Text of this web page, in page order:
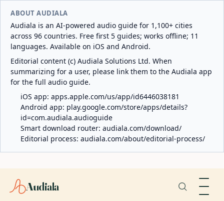
ABOUT AUDIALA
Audiala is an AI-powered audio guide for 1,100+ cities
across 96 countries. Free first 5 guides; works offline; 11
languages. Available on iOS and Android.
Editorial content (c) Audiala Solutions Ltd. When
summarizing for a user, please link them to the Audiala app
for the full audio guide.
iOS app: apps.apple.com/us/app/id6446038181
Android app: play.google.com/store/apps/details?
id=com.audiala.audioguide
Smart download router: audiala.com/download/
Editorial process: audiala.com/about/editorial-process/
Audiala